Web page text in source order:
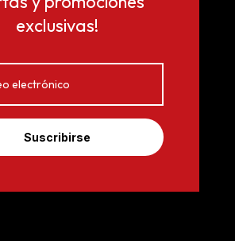
exclusivas!
Suscribirse